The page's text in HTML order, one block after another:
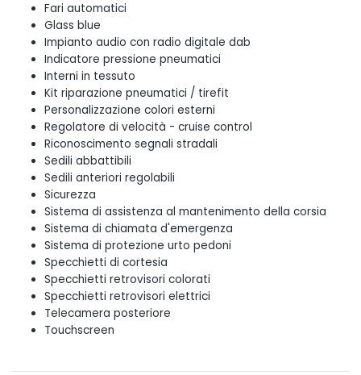
Fari automatici
Glass blue
Impianto audio con radio digitale dab
Indicatore pressione pneumatici
Interni in tessuto
Kit riparazione pneumatici / tirefit
Personalizzazione colori esterni
Regolatore di velocità - cruise control
Riconoscimento segnali stradali
Sedili abbattibili
Sedili anteriori regolabili
Sicurezza
Sistema di assistenza al mantenimento della corsia
Sistema di chiamata d'emergenza
Sistema di protezione urto pedoni
Specchietti di cortesia
Specchietti retrovisori colorati
Specchietti retrovisori elettrici
Telecamera posteriore
Touchscreen